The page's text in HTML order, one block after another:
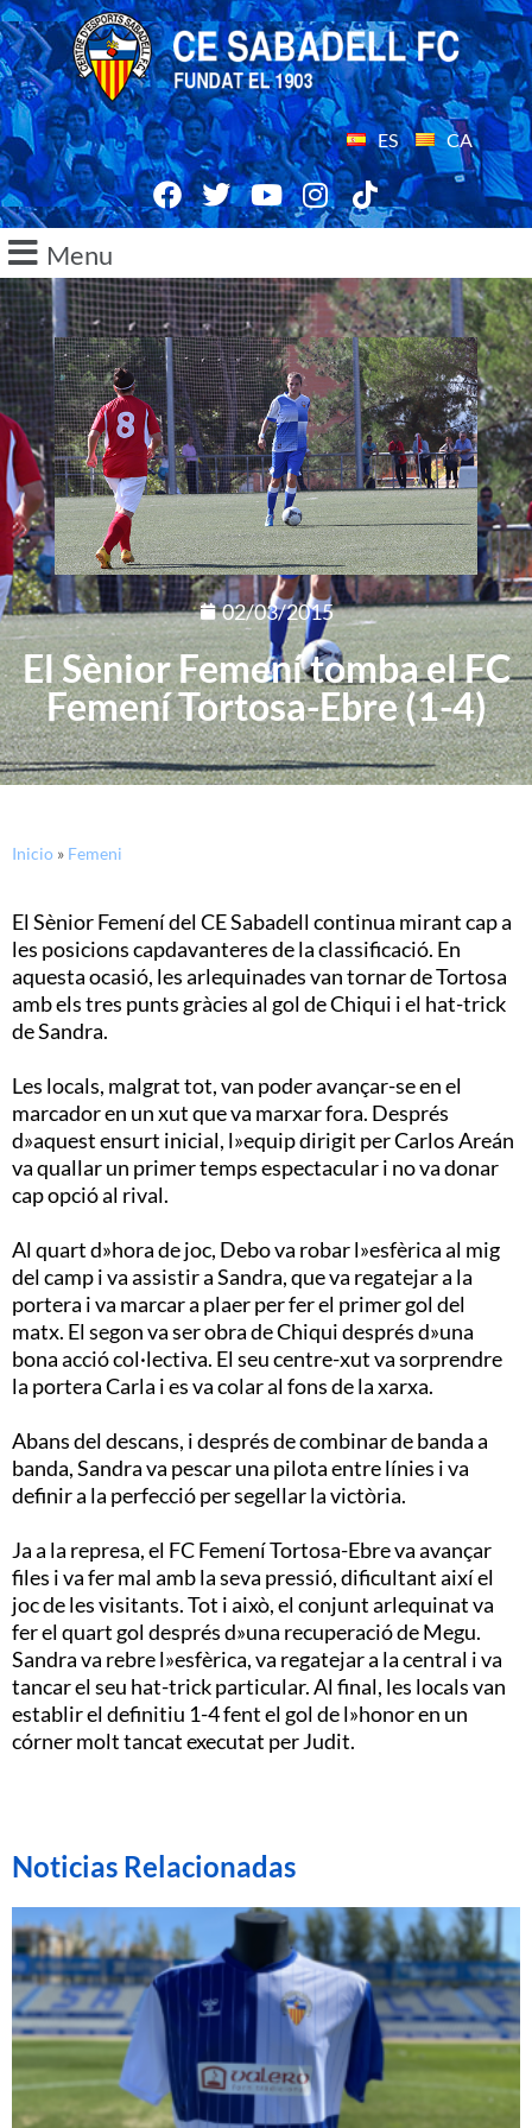
ES CA
Menu
02/03/2015
El Sènior Femení tomba el FC
Femení Tortosa-Ebre (1-4)
Inicio » Femeni
El Sènior Femení del CE Sabadell continua mirant cap a
les posicions capdavanteres de la classificació. En
aquesta ocasió, les arlequinades van tornar de Tortosa
amb els tres punts gràcies al gol de Chiqui i el hat-trick
de Sandra.
Les locals, malgrat tot, van poder avançar-se en el
marcador en un xut que va marxar fora. Després
d»aquest ensurt inicial, l»equip dirigit per Carlos Areán
va quallar un primer temps espectacular i no va donar
cap opció al rival.
Al quart d»hora de joc, Debo va robar l»esfèrica al mig
del camp i va assistir a Sandra, que va regatejar a la
portera i va marcar a plaer per fer el primer gol del
matx. El segon va ser obra de Chiqui després d»una
bona acció col·lectiva. El seu centre-xut va sorprendre
la portera Carla i es va colar al fons de la xarxa.
Abans del descans, i després de combinar de banda a
banda, Sandra va pescar una pilota entre línies i va
definir a la perfecció per segellar la victòria.
Ja a la represa, el FC Femení Tortosa-Ebre va avançar
files i va fer mal amb la seva pressió, dificultant així el
joc de les visitants. Tot i això, el conjunt arlequinat va
fer el quart gol després d»una recuperació de Megu.
Sandra va rebre l»esfèrica, va regatejar a la central i va
tancar el seu hat-trick particular. Al final, les locals van
establir el definitiu 1-4 fent el gol de l»honor en un
córner molt tancat executat per Judit.
Noticias Relacionadas